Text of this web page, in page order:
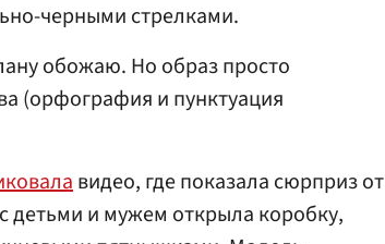
черными стрелками.
обожаю. Но образ просто
(орфография и пунктуация
видео, где показала сюрприз от
детьми и мужем открыла коробку,